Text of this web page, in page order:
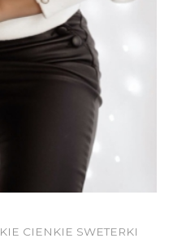
CIENKIE SWETERKI